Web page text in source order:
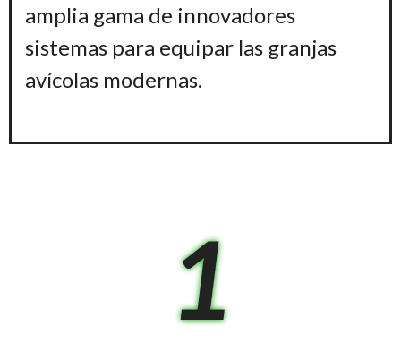
amplia gama de innovadores
sistemas para equipar las granjas
avícolas modernas.
1